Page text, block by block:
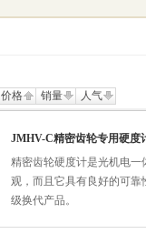
价格
销量 人气
JMHV-C精密齿轮专用硬度
精密齿轮硬度计是光机电
观，而且它具有良好的可
级换代产品。